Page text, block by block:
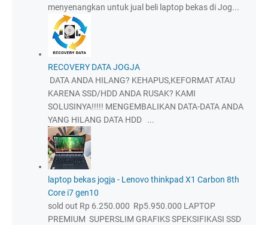
menyenangkan untuk jual beli laptop bekas di Jog...
RECOVERY DATA JOGJA
DATA ANDA HILANG? KEHAPUS,KEFORMAT ATAU
KARENA SSD/HDD ANDA RUSAK? KAMI
SOLUSINYA!!!!! MENGEMBALIKAN DATA-DATA ANDA
YANG HILANG DATA HDD ...
laptop bekas jogja - Lenovo thinkpad X1 Carbon 8th
Core i7 gen10
sold out Rp 6.250.000 Rp5.950.000 LAPTOP
PREMIUM SUPERSLIM GRAFIKS SPEKSIFIKASI SSD